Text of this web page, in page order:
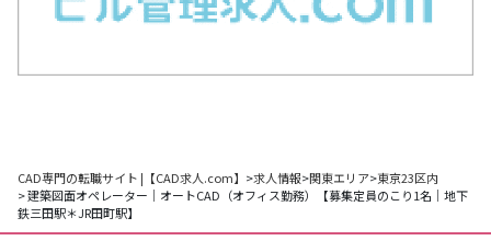
CAD専門の転職サイト |【CAD求人.com】 >求人情報>関東エリア>東京23区内
> 建築図面オペレーター｜オートCAD（オフィス勤務）【募集定員のこり1名｜地下
鉄三田駅＊JR田町駅】